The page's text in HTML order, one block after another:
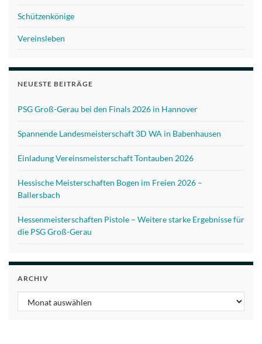
Schützenkönige
Vereinsleben
NEUESTE BEITRÄGE
PSG Groß-Gerau bei den Finals 2026 in Hannover
Spannende Landesmeisterschaft 3D WA in Babenhausen
Einladung Vereinsmeisterschaft Tontauben 2026
Hessische Meisterschaften Bogen im Freien 2026 –
Ballersbach
Hessenmeisterschaften Pistole – Weitere starke Ergebnisse für
die PSG Groß-Gerau
ARCHIV
Archiv